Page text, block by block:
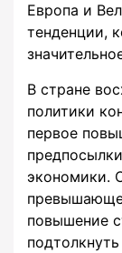
Европа и
тенденции,
В стране
политики
первое
экономики.
повышение